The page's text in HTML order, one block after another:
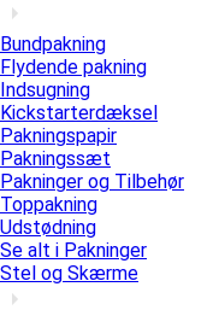
Bundpakning
Flydende pakning
Indsugning
Kickstarterdæksel
Pakningspapir
Pakningssæt
Pakninger og Tilbehør
Toppakning
Udstødning
Se alt i Pakninger
Stel og Skærme